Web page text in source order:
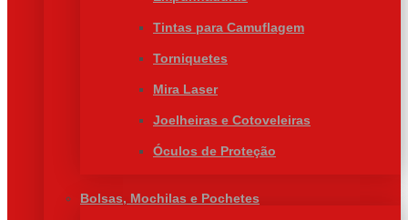
Tintas para Camuflagem
Torniquetes
Mira Laser
Joelheiras e Cotoveleiras
Óculos de Proteção
Bolsas, Mochilas e Pochetes